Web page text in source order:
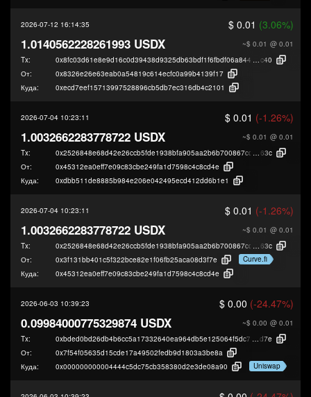
2026-07-12 16:14:35 $ 0.01 (3.06%)
~$ 0.01 @ 0.01
1.0140562228261993 USDX
Tx: 0x8fc03d61e8e9d16c0d39438d9325db63bdf1f6fbdf06a8447d5b93e5a2136
c40
От:
0x8326e26e63eab0a54819c614ecfc0a99b4139f17
Куда:
0xecd7eef15713997528896cb5db7ec316db4c2101
2026-07-04 10:23:11 $ 0.01 (-1.26%)
~$ 0.01 @ 0.01
1.0032662283778722 USDX
Tx: 0x2526848e68d42e26ccb5fde1938bfa905aa2b6b700867cd082fffdecba87f
63c
От:
0x45312ea0eff7e09c83cbe249fa1d7598c4c8cd4e
Куда:
0xdbb511de8885b984e206e042495ecd412dd6b1e1
2026-07-04 10:23:11 $ 0.01 (-1.26%)
~$ 0.01 @ 0.01
1.0032662283778722 USDX
Tx: 0x2526848e68d42e26ccb5fde1938bfa905aa2b6b700867cd082fffdecba87f
63c
От:
0x3f131bb401c5f322bce82e1f06fb25aca08d3f7e
Curve.fi
Куда:
0x45312ea0eff7e09c83cbe249fa1d7598c4c8cd4e
2026-06-03 10:39:23 $ 0.00 (-24.47%)
~$ 0.00 @ 0.01
0.09984000775329874 USDX
Tx: 0xbded0bd26db4b6cc5a17332640ea964db5e125064f5dc78bcab520283c2c9
d7e
От:
0x7f54f05635d15cde17a49502fedb9d1803a3be8a
Куда:
0x000000000004444c5dc75cb358380d2e3de08a90 Uniswap